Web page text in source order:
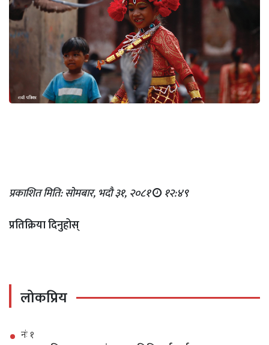
प्रकाशित मिति: सोमबार, भदौ ३१, २०८१ १२:४९
प्रतिक्रिया दिनुहोस्
लोकप्रिय
नंः १